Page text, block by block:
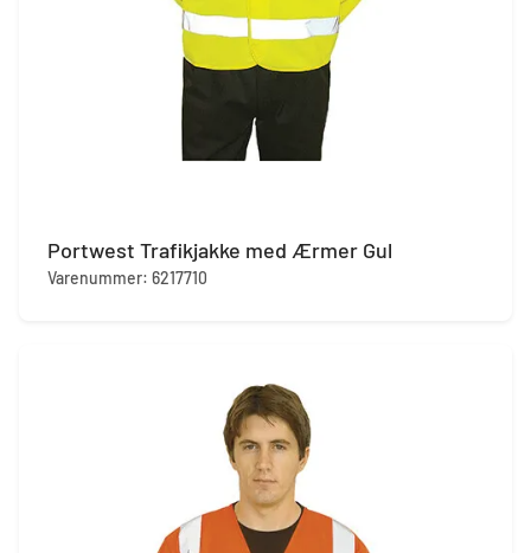
Portwest Trafikjakke med Ærmer Gul
Varenummer: 6217710